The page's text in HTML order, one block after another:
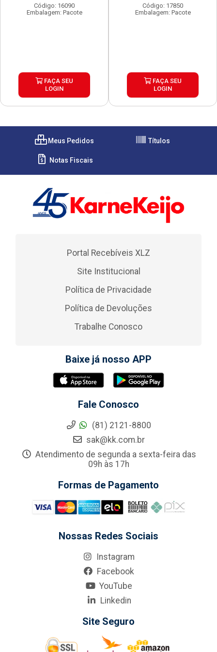
Código: 16090
Embalagem: Pacote
FAÇA SEU
LOGIN
Código: 17850
Embalagem: Pacote
FAÇA SEU
LOGIN
Meus Pedidos Títulos
Notas Fiscais
Portal Recebíveis XLZ
Site Institucional
Política de Privacidade
Política de Devoluções
Trabalhe Conosco
Baixe já nosso APP
Fale Conosco
(81) 2121-8800
sak@kk.com.br
Atendimento de segunda a sexta-feira das
09h às 17h
Formas de Pagamento
Nossas Redes Sociais
Instagram
Facebook
YouTube
Linkedin
Site Seguro